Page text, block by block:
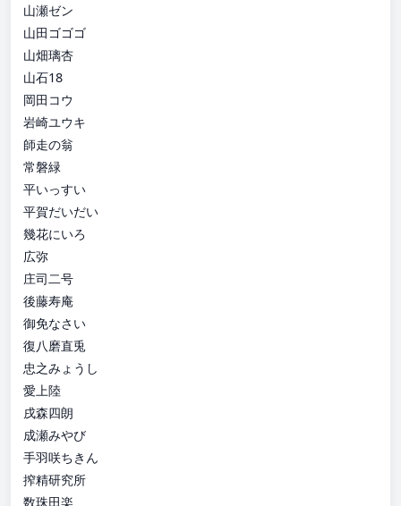
山瀬ゼン
山田ゴゴゴ
山畑璃杏
山石18
岡田コウ
岩崎ユウキ
師走の翁
常磐緑
平いっすい
平賀だいだい
幾花にいろ
広弥
庄司二号
後藤寿庵
御免なさい
復八磨直兎
忠之みょうし
愛上陸
戌森四朗
成瀬みやび
手羽咲ちきん
搾精研究所
数珠田楽